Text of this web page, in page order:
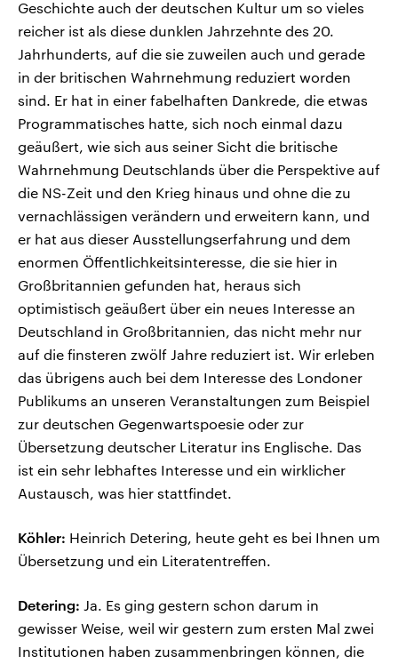
Geschichte auch der deutschen Kultur um so vieles
reicher ist als diese dunklen Jahrzehnte des 20.
Jahrhunderts, auf die sie zuweilen auch und gerade
in der britischen Wahrnehmung reduziert worden
sind. Er hat in einer fabelhaften Dankrede, die etwas
Programmatisches hatte, sich noch einmal dazu
geäußert, wie sich aus seiner Sicht die britische
Wahrnehmung Deutschlands über die Perspektive auf
die NS-Zeit und den Krieg hinaus und ohne die zu
vernachlässigen verändern und erweitern kann, und
er hat aus dieser Ausstellungserfahrung und dem
enormen Öffentlichkeitsinteresse, die sie hier in
Großbritannien gefunden hat, heraus sich
optimistisch geäußert über ein neues Interesse an
Deutschland in Großbritannien, das nicht mehr nur
auf die finsteren zwölf Jahre reduziert ist. Wir erleben
das übrigens auch bei dem Interesse des Londoner
Publikums an unseren Veranstaltungen zum Beispiel
zur deutschen Gegenwartspoesie oder zur
Übersetzung deutscher Literatur ins Englische. Das
ist ein sehr lebhaftes Interesse und ein wirklicher
Austausch, was hier stattfindet.
Köhler: Heinrich Detering, heute geht es bei Ihnen um
Übersetzung und ein Literatentreffen.
Detering: Ja. Es ging gestern schon darum in
gewisser Weise, weil wir gestern zum ersten Mal zwei
Institutionen haben zusammenbringen können, die